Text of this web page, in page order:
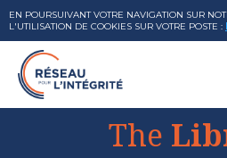
EN POURSUIVANT VOTRE NAVIGATION SUR
L'UTILISATION DE COOKIES SUR VOTRE POSTE :
The